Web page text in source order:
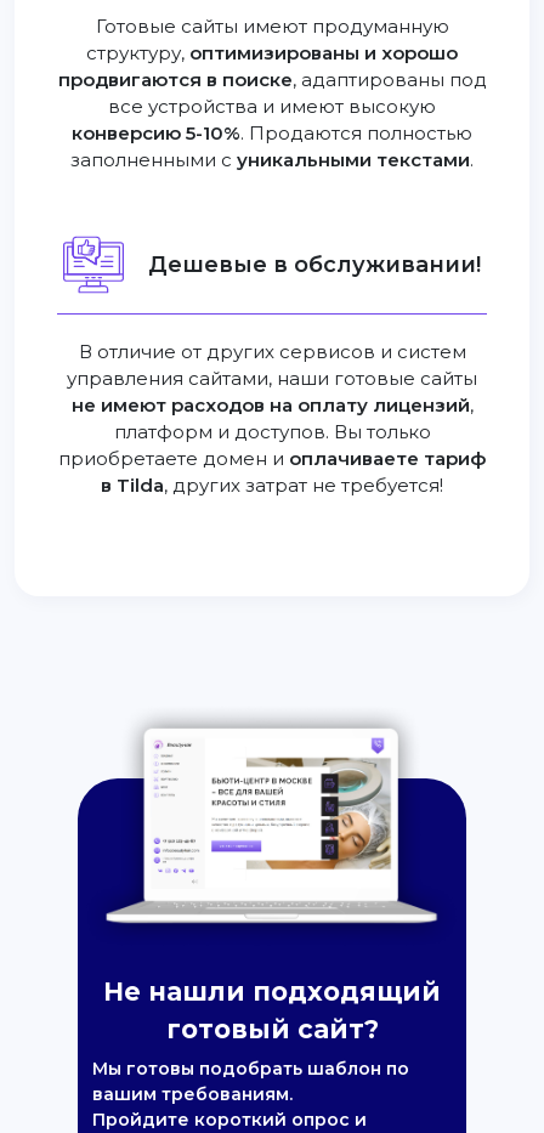
Готовые сайты имеют продуманную
структуру, оптимизированы и хорошо
продвигаются в поиске, адаптированы под
все устройства и имеют высокую
конверсию 5-10%. Продаются полностью
заполненными с уникальными текстами.
Дешевые в обслуживании!
В отличие от других сервисов и систем
управления сайтами, наши готовые сайты
не имеют расходов на оплату лицензий,
платформ и доступов. Вы только
приобретаете домен и оплачиваете тариф
в Tilda, других затрат не требуется!
Не нашли подходящий
готовый сайт?
Мы готовы подобрать шаблон по
вашим требованиям.
Пройдите короткий опрос и